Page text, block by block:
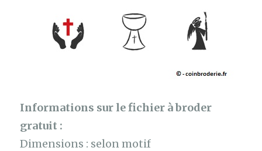
Informations sur le fichier à broder
gratuit :
Dimensions : selon motif